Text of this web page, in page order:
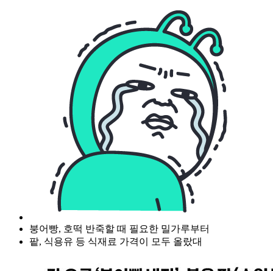
붕어빵, 호떡 반죽할 때 필요한 밀가루부터
팥, 식용유 등 식재료 가격이 모두 올랐대